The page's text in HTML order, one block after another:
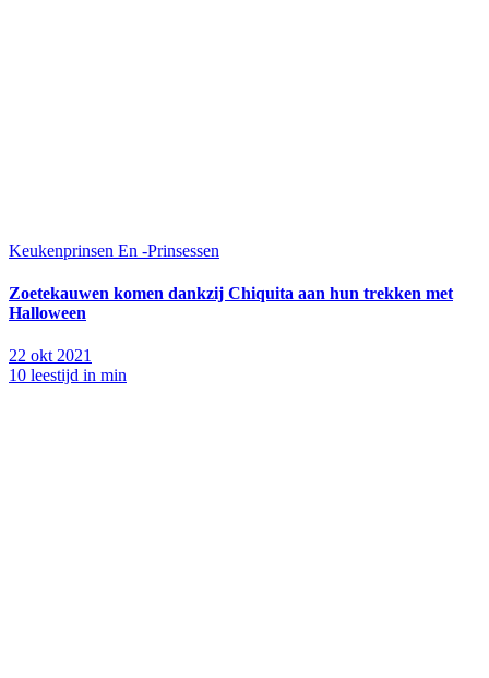
Keukenprinsen En -Prinsessen
Zoetekauwen komen dankzij Chiquita aan hun trekken met
Halloween
22 okt 2021
10 leestijd in min